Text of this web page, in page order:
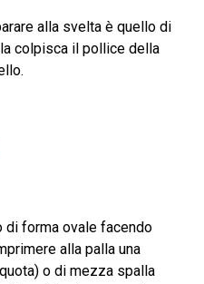
alla svelta è quello di
colpisca il pollice della
di forma ovale facendo
alla palla una
o di mezza spalla